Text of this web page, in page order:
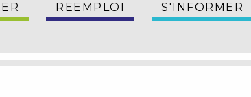
REEMPLOI
S'INFORMER